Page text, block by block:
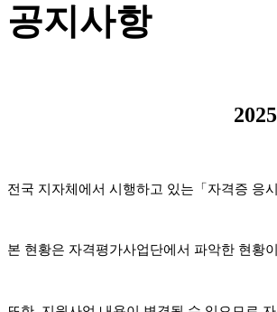
공지사항
전국 지자체에서 시행하고 있는 「 자격증 응
본 현황은 자격평가사업단에서 파악한 현황